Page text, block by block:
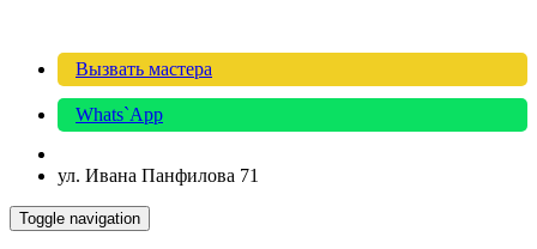
Вызвать мастера
Whats`App
ул. Ивана Панфилова 71
Toggle navigation